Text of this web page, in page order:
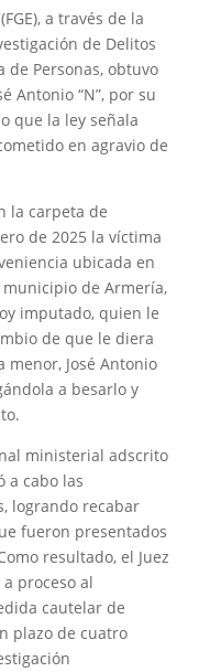
a través de la
de Delitos
de Personas, obtuvo
Antonio “N”, por su
que la ley señala
en agravio de
la carpeta de
de 2025 la víctima
ubicada en
de Armería,
imputado, quien le
de que le diera
menor, José Antonio
a besarlo y
ministerial adscrito
a cabo las
logrando recabar
fueron presentados
resultado, el Juez
proceso al
cautelar de
plazo de cuatro